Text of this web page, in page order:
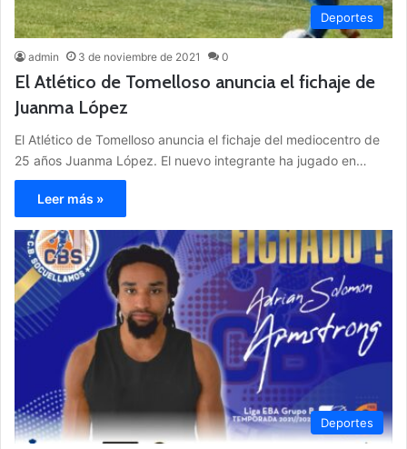
Deportes
admin 3 de noviembre de 2021 0
El Atlético de Tomelloso anuncia el fichaje de
Juanma López
El Atlético de Tomelloso anuncia el fichaje del mediocentro de
25 años Juanma López. El nuevo integrante ha jugado en…
Leer más »
Deportes